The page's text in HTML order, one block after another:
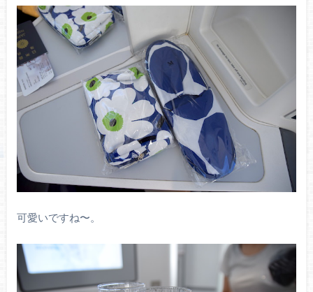
可愛いですね〜。